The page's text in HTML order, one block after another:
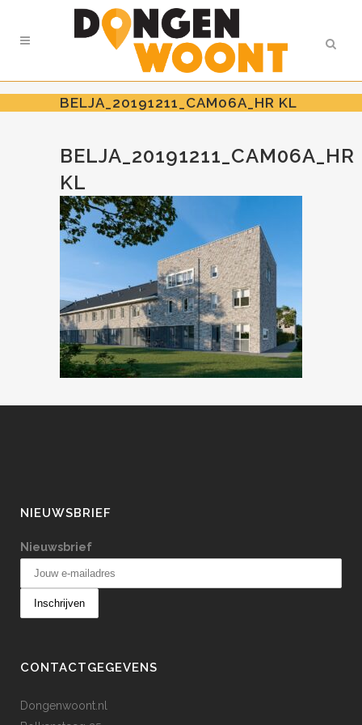
BELJA_20191211_CAM06A_HR KL
BELJA_20191211_CAM06A_HR
KL
NIEUWSBRIEF
Nieuwsbrief
CONTACTGEGEVENS
Dongenwoont.nl